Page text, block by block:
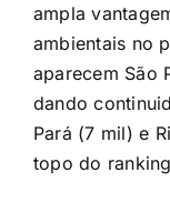
ampla
ambientais no
aparecem São
dando
Pará (7 mil) e
topo do